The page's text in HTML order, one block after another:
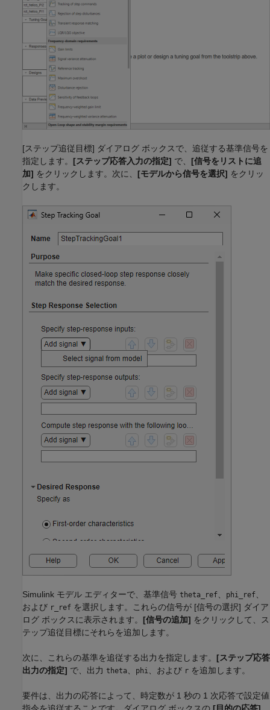
[ステップ追従目標] ダイアログ ボックスで、追従する基準信号を
指定します。 [ステップ応答入力の指定] で、 [信号をリストに追
加] をクリックします。次に、 [モデルから信号を選択] をクリッ
クします。
Simulink モデル エディターで、基準信号 theta_ref、 phi_ref、
および r_ref を選択します。これらの信号が [信号の選択] ダイア
ログ ボックスに表示されます。 [信号の追加] をクリックして、ス
テップ追従目標にそれらを追加します。
次に、これらの基準を追従する出力を指定します。 [ステップ応答
出力の指定] で、出力 theta 、 phi、および r を追加します。
要件は、出力の応答によって、時定数が 1 秒の 1 次応答で設定値